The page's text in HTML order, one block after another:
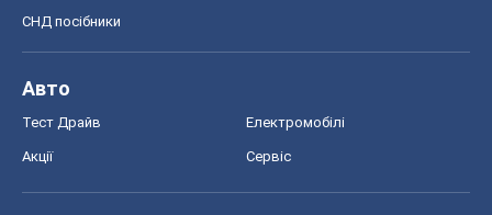
СНД посібники
Авто
Тест Драйв Електромобілі
Акції Сервіс